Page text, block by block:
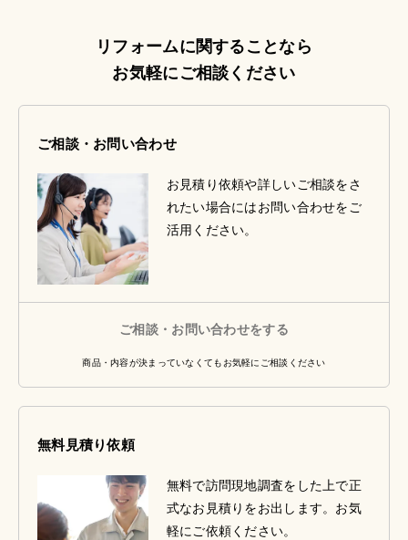
リフォームに関することなら
お気軽にご相談ください
ご相談・お問い合わせ
お見積り依頼や詳しいご相談をさ
れたい場合にはお問い合わせをご
活用ください。
ご相談・お問い合わせをする
商品・内容が決まっていなくてもお気軽にご相談ください
無料見積り依頼
無料で訪問現地調査をした上で正
式なお見積りをお出します。お気
軽にご依頼ください。